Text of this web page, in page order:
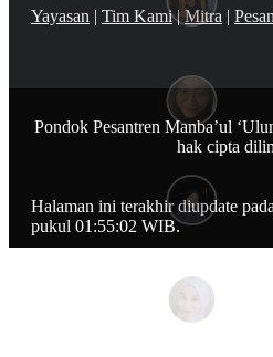
Yayasan | Tim Kami|Mitra |
Pondok Pesantren Manba’ul
hak cipta
Halaman ini terakhir diupdate
pukul 01:55:02 WIB.